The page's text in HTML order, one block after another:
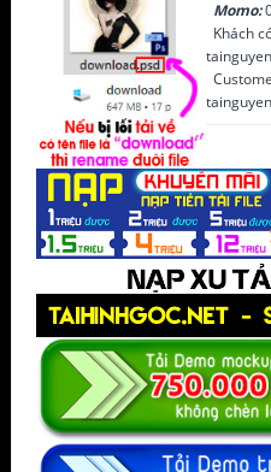
Momo:
Khách